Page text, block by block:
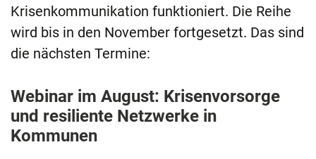
Krisenkommunikation funktioniert. Die Reihe
wird bis in den November fortgesetzt. Das sind
die nächsten Termine:
Webinar im August: Krisenvorsorge
und resiliente Netzwerke in
Kommunen